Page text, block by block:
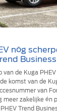
nóg
Business
van de Kuga
komst van de
van
meer zakelijke én
Trend